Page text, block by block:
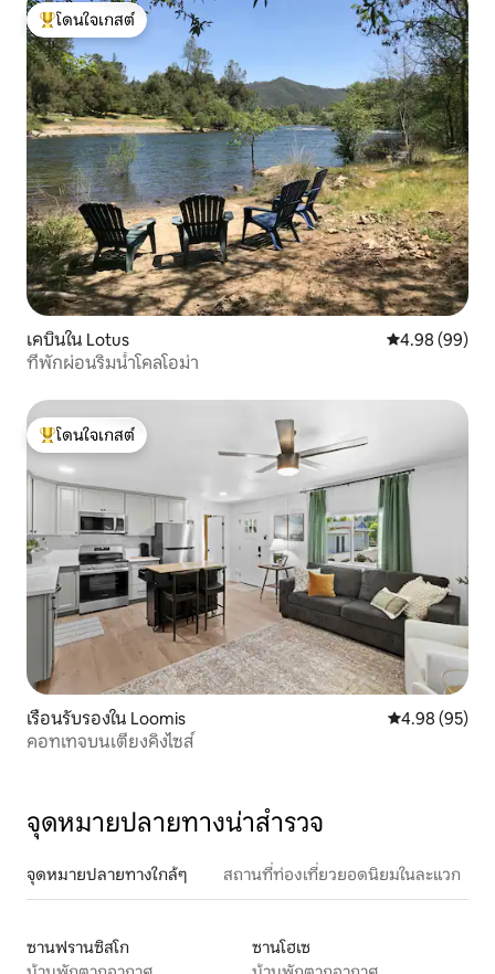
โดนใจเกสต์ที่สุด
โดนใจเกสต์
เคบินใน Lotus คะแนนเฉลี่ย
4.98 (99)
ที่พักผ่อนริมน้ำโคลโอม่า
โดนใจเกสต์ที่สุด
โดนใจเกสต์
เรือนรับรองใน Loomis คะแนนเฉลี่ย
4.98 (95)
คอทเทจบนเตียงคิงไซส์
จุดหมายปลายทางน่าสำรวจ
จุดหมายปลายทางใกล้ๆ สถานที่ท่องเที่ยวยอดนิยมในละแวก
ซานฟรานซิสโก
ซานโฮเซ